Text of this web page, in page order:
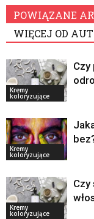
POWIĄZANE
WIĘCEJ OD
Kremy
koloryzujące
Kremy
koloryzujące
Kremy
koloryzujące